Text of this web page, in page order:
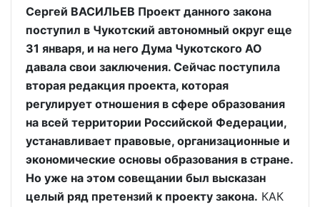
Сергей ВАСИЛЬЕВ Проект данного закона
поступил в Чукотский автономный округ еще
31 января, и на него Дума Чукотского АО
давала свои заключения. Сейчас поступила
вторая редакция проекта, которая
регулирует отношения в сфере образования
на всей территории Российской Федерации,
устанавливает правовые, организационные и
экономические основы образования в стране.
Но уже на этом совещании был высказан
целый ряд претензий к проекту закона. КАК